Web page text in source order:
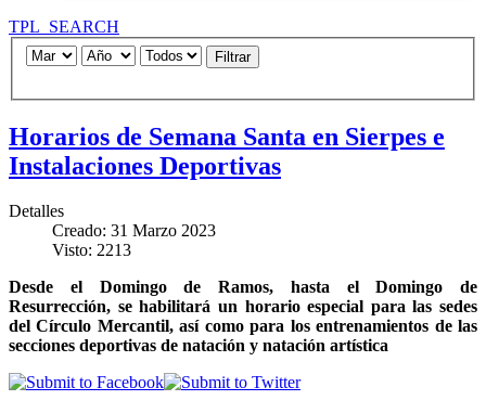
TPL_SEARCH
Filtrar
Horarios de Semana Santa en Sierpes e
Instalaciones Deportivas
Detalles
Creado: 31 Marzo 2023
Visto: 2213
Desde el Domingo de Ramos, hasta el Domingo de
Resurrección, se habilitará un horario especial para las sedes
del Círculo Mercantil, así como para los entrenamientos de las
secciones deportivas de natación y natación artística